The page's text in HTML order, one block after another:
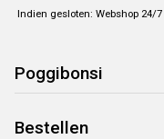
Indien gesloten: Webshop 24/7
Poggibonsi
Bestellen